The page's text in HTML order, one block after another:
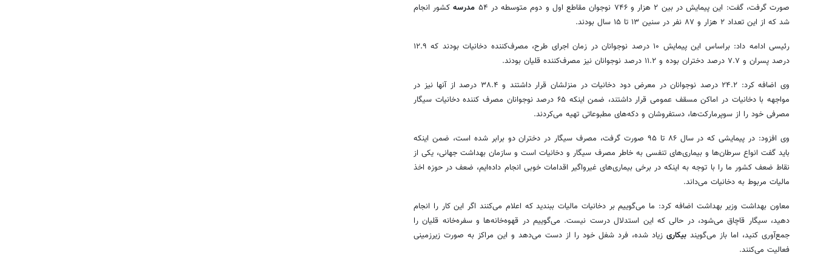
صورت گرفت، گفت: این پیمایش در بین ۲ هزار و ۷۴۶ نوجوان مقاطع اول و دوم متوسطه در ۵۴
مدرسهکشور انجام
شد که از این تعداد ۲ هزار و ۸۷ نفر در سنین ۱۳ تا ۱۵ سال بودند.
رئیسی ادامه داد: براساس این پیمایش ۱۰ درصد نوجوانان در زمان اجرای طرح، مصرف‌کننده دخانیات بودند که ۱۲.۹
درصد پسران و ۷.۷ درصد دختران بوده و ۱۱.۲ درصد نوجوانان نیز مصرف‌کننده قلیان بودند.
وی اضافه کرد: ۲۴.۲ درصد نوجوانان در معرض دود دخانیات در منزلشان قرار داشتند و ۳۸.۴ درصد از آنها نیز در
مواجهه با دخانیات در اماکن مسقف عمومی قرار داشتند، ضمن اینکه ۶۵ درصد نوجوانان مصرف کننده دخانیات سیگار
مصرفی خود را از سوپرمارکت‌ها، دستفروشان و دکه‌های مطبوعاتی تهیه می‌کردند.
وی افزود: در پیمایشی که در سال ۸۶ تا ۹۵ صورت گرفت، مصرف سیگار در دختران دو برابر شده است، ضمن اینکه
باید گفت‌ انواع سرطان‌ها و بیماری‌های تنفسی به خاطر مصرف سیگار و دخانیات است و سازمان بهداشت جهانی، یکی از
نقاط ضعف کشور ما را با توجه به اینکه در برخی بیماری‌های غیرواگیر اقدامات خوبی انجام داده‌ایم، ضعف در حوزه اخذ
مالیات مربوط به دخانیات می‌داند.
معاون بهداشت وزیر بهداشت اضافه کرد: ما می‌گوییم بر دخانیات مالیات ببندید که اعلام می‌کنند اگر این کار را انجام
دهید، سیگار قاچاق می‌شود، در حالی که این استدلال درست نیست. می‌گوییم در قهوه‌خانه‌ها و سفره‌خانه قلیان را
جمع‌آوری کنید، اما باز می‌گویند بیکاری زیاد شده، فرد شغل خود را از دست می‌دهد و این مراکز به صورت زیرزمینی
فعالیت می‌کنند.